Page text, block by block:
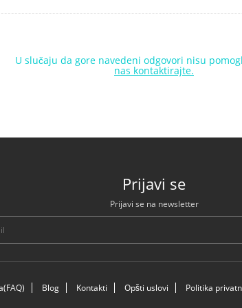
U slučaju da gore navedeni odgovori nisu
nas kontaktirajte.
Prijavi se
Prijavi se na newsletter
Blog Kontakti Opšti uslovi Politika